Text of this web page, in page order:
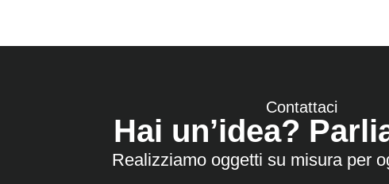
Contattaci
Hai un’idea?
Realizziamo oggetti su misura per